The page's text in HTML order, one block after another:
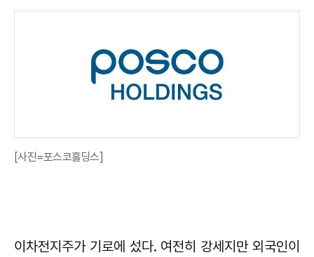
[사진=포스코홀딩스]
이차전지주가 기로에 섰다. 여전히 강세지만 외국인이